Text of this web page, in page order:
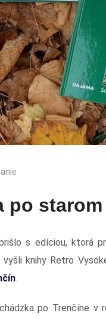
po
s edíciou, ktorá
knihy Retro
.
po Trenčíne v